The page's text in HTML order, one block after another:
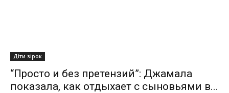
Діти зірок
“Просто и без претензий”: Джамала
показала, как отдыхает с сыновьями в...